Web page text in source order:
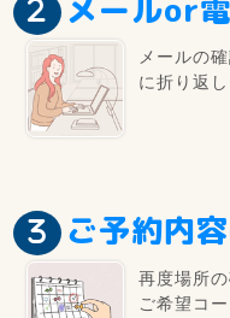
メールの
に折り返
ご予約内
再度場所
ご希望コ